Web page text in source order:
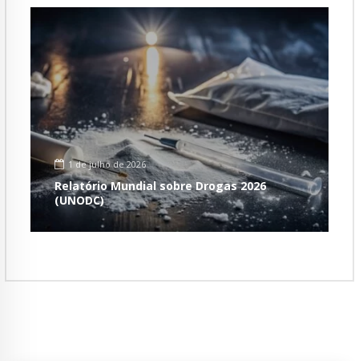
1 de julho de 2026
Relatório Mundial sobre Drogas 2026
(UNODC)